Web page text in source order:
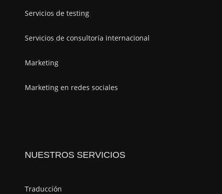
Servicios de testing
Servicios de consultoría internacional
Marketing
Marketing en redes sociales
NUESTROS SERVICIOS
Traducción